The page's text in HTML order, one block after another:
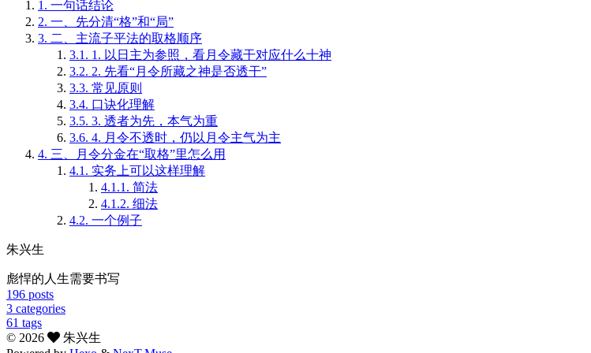
可以粗略理解为：
格
= 立题目
= 看这道题有没有做成
所以程序上、分析上都建议按这个顺序：
先取格，再判局，最后定用神。
二、主流子平法的取格顺序
1. 以日主为参照，看月令藏干对应什么十神
对
对丙日主
所以“格”到底是什么，必须先把
1. 一句话结论
2. 一、先分清“格”和“局”
3. 二、主流子平法的取格顺序
3.1. 1. 以日主为参照，看月令藏干对应什么十神
3.2. 2. 先看“月令所藏之神是否透干”
3.3. 常见原则
3.4. 口诀化理解
3.5. 3. 透者为先，本气为重
3.6. 4. 月令不透时，仍以月令主气为主
4. 三、月令分金在“取格”里怎么用
4.1. 实务上可以这样理解
4.1.1. 简法
4.1.2. 细法
4.2. 一个例子
朱兴生
彪悍的人生需要书写
196 posts
3 categories
61 tags
© 2026
朱兴生